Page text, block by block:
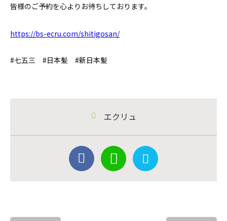
皆様のご予約を心よりお待ちしております。
https://bs-ecru.com/shitigosan/
#七五三 #日本髪 #新日本髪
エクリュ